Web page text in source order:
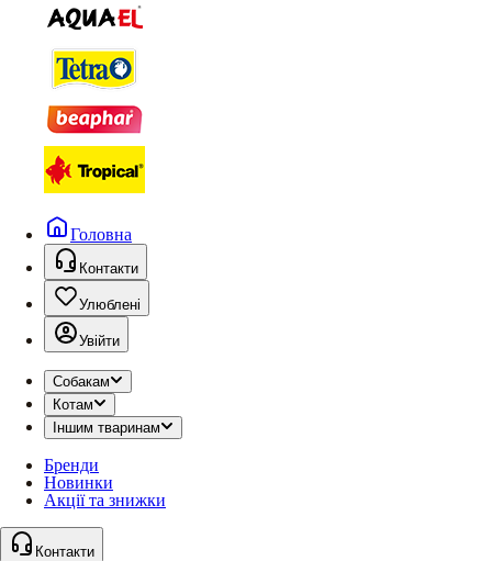
Головна
Контакти
Улюблені
Увійти
Собакам
Котам
Іншим тваринам
Бренди
Новинки
Акції та знижки
Контакти